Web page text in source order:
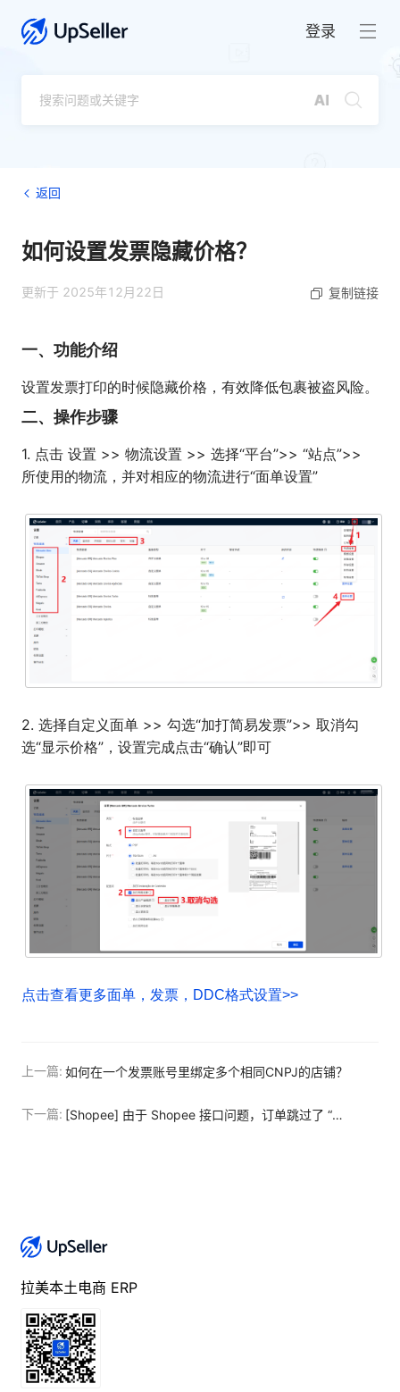
登录
返回
如何设置发票隐藏价格？
更新于 2025年12月22日 复制链接
一、功能介绍
设置发票打印的时候隐藏价格，有效降低包裹被盗风险。
二、操作步骤
1. 点击 设置 >> 物流设置 >> 选择“平台”>> “站点”>>
所使用的物流，并对相应的物流进行“面单设置”
2. 选择自定义面单 >> 勾选“加打简易发票”>> 取消勾
选“显示价格”，设置完成点击“确认”即可
点击查看更多面单，发票，DDC格式设置>>
上一篇: 如何在一个发票账号里绑定多个相同CNPJ的店铺？
下一篇: [Shopee] 由于 Shopee 接口问题，订单跳过了 “待开票” 状态。1. 请先点击【安排发货】按钮 2. 待订单流转至 “安排失败” 状态后，系统会自动将订单退回至 “待开票”。3. 随后正常处理订单即可。
拉美本土电商 ERP